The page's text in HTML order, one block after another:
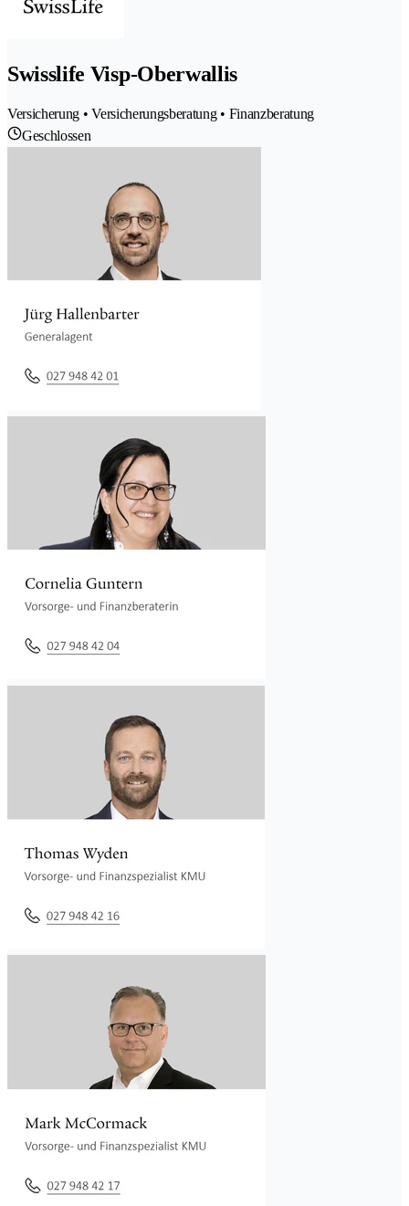
Swisslife Visp-Oberwallis
Versicherung • Versicherungsberatung • Finanzberatung
Geschlossen